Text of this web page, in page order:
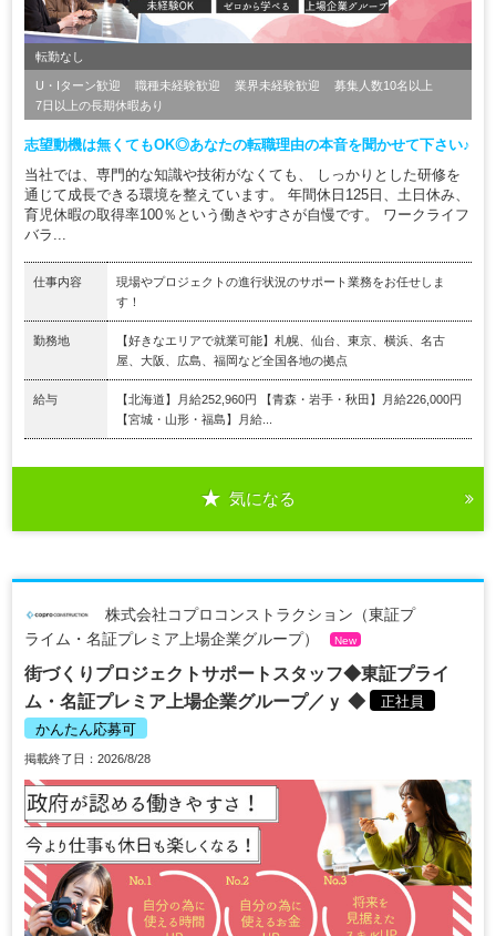
転勤なし
U・Iターン歓迎 職種未経験歓迎 業界未経験歓迎
募集人数10名以上
7日以上の長期休暇あり
志望動機は無くてもOK◎あなたの転職理由の本音を聞かせて下さい♪
当社では、専門的な知識や技術がなくても、 しっかりとした研修を
通じて成長できる環境を整えています。 年間休日125日、土日休み、
育児休暇の取得率100％という働きやすさが自慢です。 ワークライフ
バラ...
仕事内容
現場やプロジェクトの進行状況のサポート業務をお任せしま
す！
勤務地
【好きなエリアで就業可能】札幌、仙台、東京、横浜、名古
屋、大阪、広島、福岡など全国各地の拠点
給与
【北海道】月給252,960円 【青森・岩手・秋田】月給226,000円
【宮城・山形・福島】月給...
気になる
株式会社コプロコンストラクション（東証プ
ライム・名証プレミア上場企業グループ）
New
街づくりプロジェクトサポートスタッフ◆東証プライ
ム・名証プレミア上場企業グループ／ｙ ◆
正社員
かんたん応募可
掲載終了日：2026/8/28